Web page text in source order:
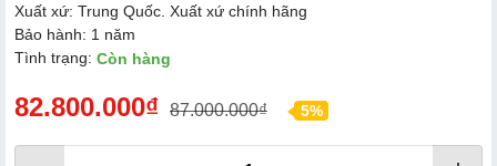
Xuất xứ: Trung Quốc. Xuất xứ chính hãng
Bảo hành: 1 năm
Tình trạng: Còn hàng
82.800.000₫ 87.000.000₫ 5%